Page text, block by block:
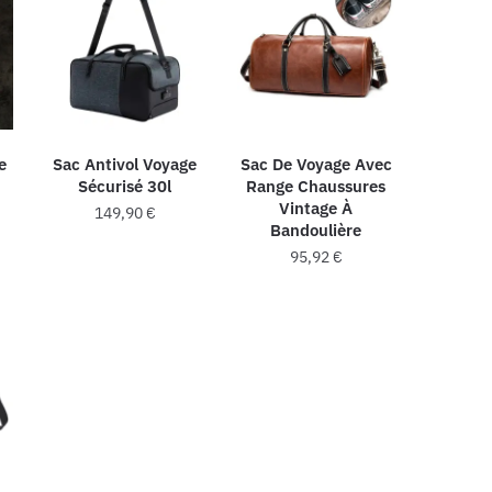
variations.
Les
options
peuvent
être
sur
la
page
variations.
Les
options
choisies
sur
la
page
Sac Antivol Voyage
Sécurisé 30l
149,90€
Sac De Voyage Avec
Range Chaussures
Vintage À
Bandoulière
95,92€